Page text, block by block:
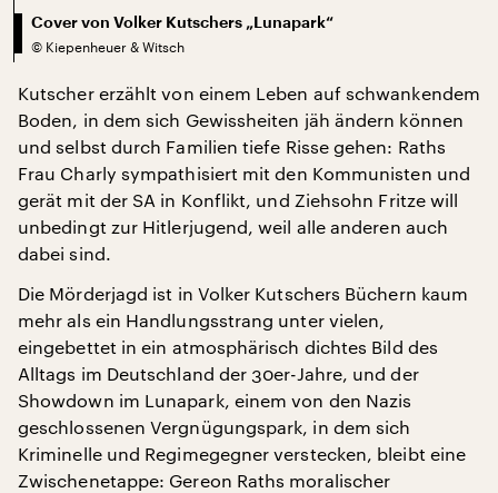
Cover von Volker Kutschers „Lunapark“
© Kiepenheuer & Witsch
Kutscher erzählt von einem Leben auf schwankendem
Boden, in dem sich Gewissheiten jäh ändern können
und selbst durch Familien tiefe Risse gehen: Raths
Frau Charly sympathisiert mit den Kommunisten und
gerät mit der SA in Konflikt, und Ziehsohn Fritze will
unbedingt zur Hitlerjugend, weil alle anderen auch
dabei sind.
Die Mörderjagd ist in Volker Kutschers Büchern kaum
mehr als ein Handlungsstrang unter vielen,
eingebettet in ein atmosphärisch dichtes Bild des
Alltags im Deutschland der 30er-Jahre, und der
Showdown im Lunapark, einem von den Nazis
geschlossenen Vergnügungspark, in dem sich
Kriminelle und Regimegegner verstecken, bleibt eine
Zwischenetappe: Gereon Raths moralischer